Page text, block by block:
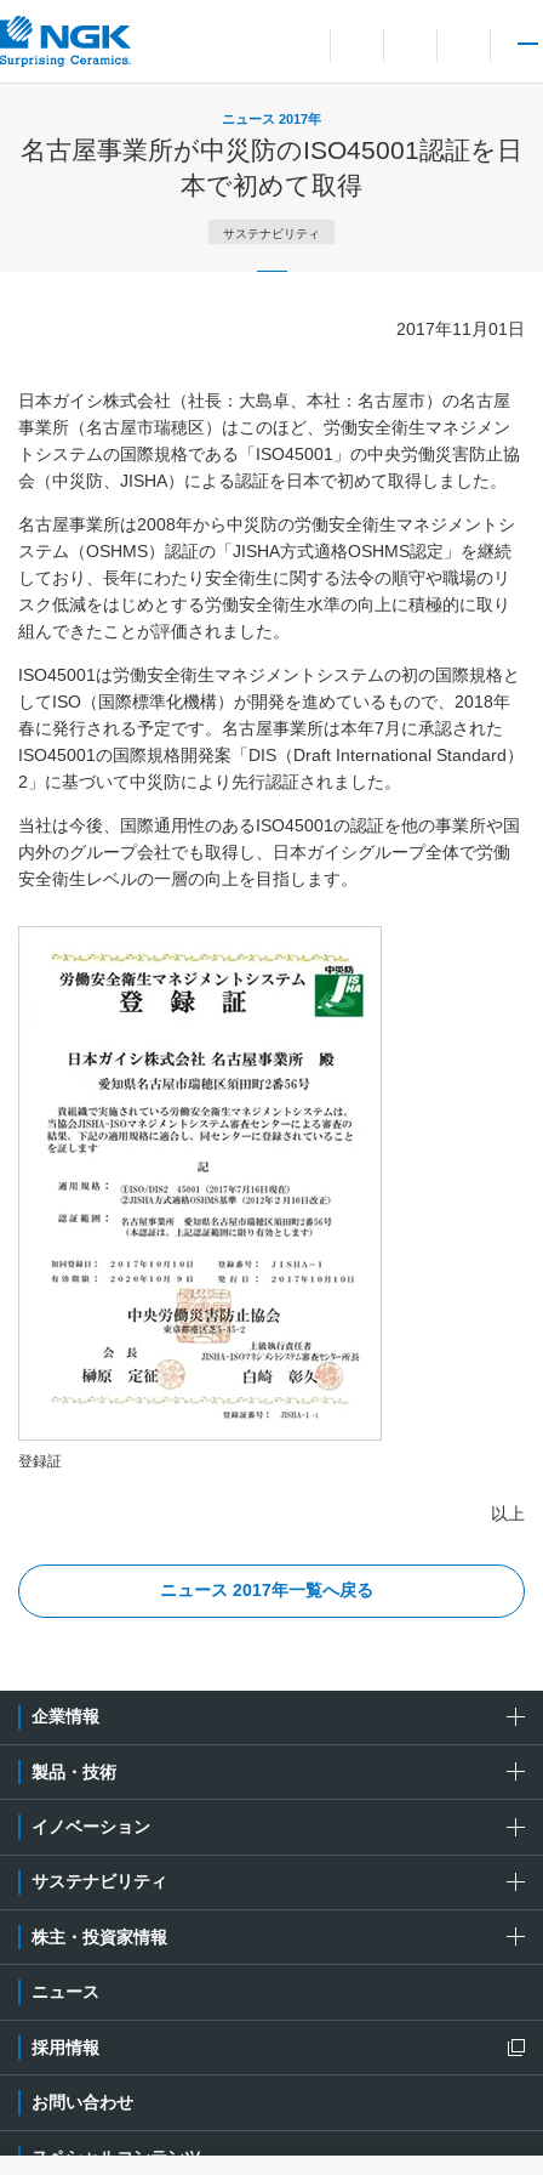
言語切り替えメニュー
サイト内検索を開
お問い合わせ
メイ
ニュース 2017年
名古屋事業所が中災防のISO45001認証を日
本で初めて取得
サステナビリティ
2017年11月01日
日本ガイシ株式会社（社長：大島卓、本社：名古屋市）の名古屋
事業所（名古屋市瑞穂区）はこのほど、労働安全衛生マネジメン
トシステムの国際規格である「ISO45001」の中央労働災害防止協
会（中災防、JISHA）による認証を日本で初めて取得しました。
名古屋事業所は2008年から中災防の労働安全衛生マネジメントシ
ステム（OSHMS）認証の「JISHA方式適格OSHMS認定」を継続
しており、長年にわたり安全衛生に関する法令の順守や職場のリ
スク低減をはじめとする労働安全衛生水準の向上に積極的に取り
組んできたことが評価されました。
ISO45001は労働安全衛生マネジメントシステムの初の国際規格と
してISO（国際標準化機構）が開発を進めているもので、2018年
春に発行される予定です。名古屋事業所は本年7月に承認された
ISO45001の国際規格開発案「DIS（Draft International Standard）
2」に基づいて中災防により先行認証されました。
当社は今後、国際通用性のあるISO45001の認証を他の事業所や国
内外のグループ会社でも取得し、日本ガイシグループ全体で労働
安全衛生レベルの一層の向上を目指します。
登録証
以上
ニュース 2017年一覧へ戻る
企業情報
製品・技術
イノベーション
サステナビリティ
株主・投資家情報
ニュース
採用情報
新規ウィンドウを開きます
お問い合わせ
スペシャルコンテンツ